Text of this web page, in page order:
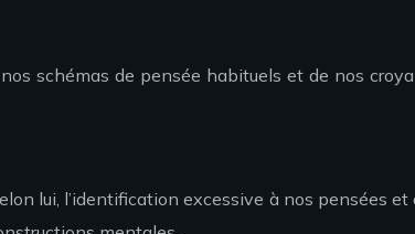
schémas de pensée habituels et de nos
lui, l’identification excessive à nos pensées